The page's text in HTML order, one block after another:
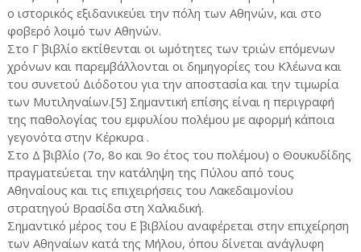
ο ιστορικός εξιδανικεύει την πόλη των Αθηνών, και στο
φοβερό λοιμό των Αθηνών.
Στο Γ΄ βιβλίο εκτίθενται οι ωμότητες των τριών επόμενων
χρόνων και παρεμβάλλονται οι δημηγορίες του Κλέωνα και
του συνετού Διόδοτου για την αποστασία και την τιμωρία
των Μυτιληναίων.[5] Σημαντική επίσης είναι η περιγραφή
της παθολογίας του εμφυλίου πολέμου με αφορμή κάποια
γεγονότα στην Κέρκυρα .
Στο Δ΄ βιβλίο (7ο, 8ο και 9ο έτος του πολέμου) ο Θουκυδίδης
πραγματεύεται την κατάληψη της Πύλου από τους
Αθηναίους και τις επιχειρήσεις του Λακεδαιμονίου
στρατηγού Βρασίδα στη Χαλκιδική.
Σημαντικό μέρος του Ε΄ βιβλίου αναφέρεται στην επιχείρηση
των Αθηναίων κατά της Μήλου, όπου δίνεται ανάγλυφη